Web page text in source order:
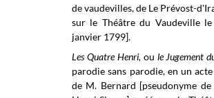
de vaudevilles, de Le Prévost-
sur le Théâtre du Vaudevillele
janvier 1799].
Les Quatre Henri, ou le Jugement
parodie sans parodie, en un
de M. Bernard [pseudonyme